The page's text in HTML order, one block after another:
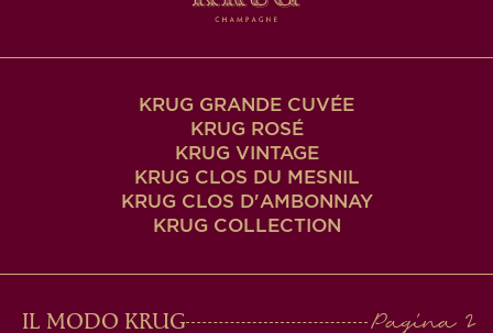
KRUG GRANDE CUVÉE
KRUG ROSÉ
KRUG VINTAGE
KRUG CLOS DU MESNIL
KRUG CLOS D'AMBONNAY
KRUG COLLECTION
IL MODO KRUG